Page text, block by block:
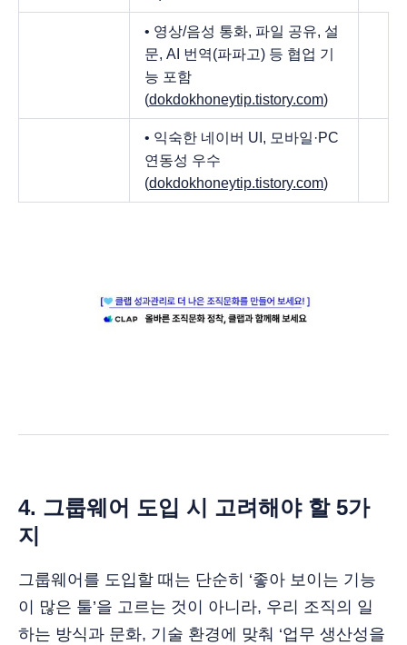
• 영상/음성 통화, 파일 공유, 설
문, AI 번역(파파고) 등 협업 기
능 포함
(dokdokhoneytip.tistory.com)
• 익숙한 네이버 UI, 모바일·PC
연동성 우수
(dokdokhoneytip.tistory.com)
4. 그룹웨어 도입 시 고려해야 할 5가
지
그룹웨어를 도입할 때는 단순히 ‘좋아 보이는 기능
이 많은 툴’을 고르는 것이 아니라, 우리 조직의 일
하는 방식과 문화, 기술 환경에 맞춰 ‘업무 생산성을